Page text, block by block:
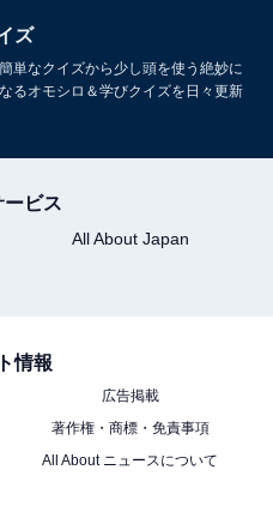
ズ
単なクイズから少し頭を使う絶妙に
るオモシロ＆学びクイズを日々更新
ービス
All About Japan
情報
広告掲載
著作権・商標・免責事項
All About ニュースについて